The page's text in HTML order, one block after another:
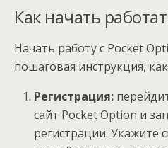
Как начать
Начать работу с Pocket
пошаговая инструкция,
Регистрация:
сайт Pocket Option и
регистрации. Укажите